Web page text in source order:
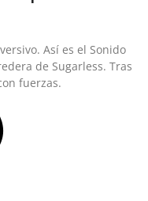
Así es el Sonido
de Sugarless. Tras
fuerzas.